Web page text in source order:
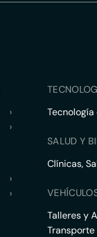
›
›
›
›
SALUD Y
Clínicas,
Talleres y
Transporte